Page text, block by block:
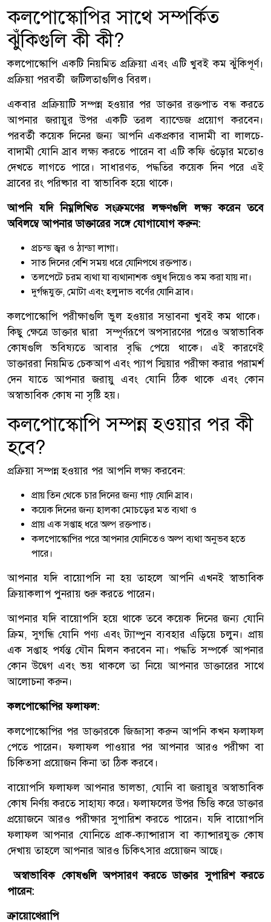
কলপোস্কোপির সাথে সম্পর্কিত
ঝুঁকিগুলি কী কী?
কলপোস্কোপি একটি নিয়মিত প্রক্রিয়া এবং এটি খুবই কম ঝুঁকিপূর্ণ।
প্রক্রিয়া পরবর্তী জটিলতাগুলিও বিরল।
একবার প্রক্রিয়াটি সম্পন্ন হওয়ার পর ডাক্তার রক্তপাত বন্ধ করতে
আপনার জরায়ুর উপর একটি তরল ব্যান্ডেজ প্রয়োগ করবেন।
পরবর্তী কয়েক দিনের জন্য আপনি একপ্রকার বাদামী বা লালচে-
বাদামী যোনি স্রাব লক্ষ্য করতে পারেন বা এটি কফি গুঁড়োর মতোও
দেখতে লাগতে পারে। সাধারণত, পদ্ধতির কয়েক দিন পরে এই
স্রাবের রং পরিষ্কার বা স্বাভাবিক হয়ে থাকে।
আপনি যদি নিম্নলিখিত সংক্রমণের লক্ষণগুলি লক্ষ্য করেন তবে
অবিলম্বে আপনার ডাক্তারের সঙ্গে যোগাযোগ করুন:
প্রচন্ড জ্বর ও ঠান্ডা লাগা।
সাত দিনের বেশি সময় ধরে যোনিপথে রক্তপাত।
তলপেটে চরম ব্যথা যা ব্যথানাশক ওষুধ দিয়েও কম করা যায় না।
দুর্গন্ধযুক্ত, মোটা এবং হলুদাভ বর্ণের যোনি স্রাব।
কলপোস্কোপি পরীক্ষাগুলি ভুল হওয়ার সম্ভাবনা খুবই কম থাকে।
কিছু ক্ষেত্রে ডাক্তার দ্বারা সম্পূর্ণরূপে অপসারণের পরেও অস্বাভাবিক
কোষগুলি ভবিষ্যতে আবার বৃদ্ধি পেয়ে থাকে। এই কারণেই
ডাক্তাররা নিয়মিত চেকআপ এবং প্যাপ স্মিয়ার পরীক্ষা করার পরামর্শ
দেন যাতে আপনার জরায়ু এবং যোনি ঠিক থাকে এবং কোন
অস্বাভাবিক কোষ না সৃষ্টি হয়।
কলপোস্কোপি সম্পন্ন হওয়ার পর কী
হবে?
প্রক্রিয়া সম্পন্ন হওয়ার পর আপনি লক্ষ্য করবেন:
প্রায় তিন থেকে চার দিনের জন্য গাঢ় যোনি স্রাব।
কয়েক দিনের জন্য হালকা মোচড়ের মত ব্যথা ও
প্রায় এক সপ্তাহ ধরে অল্প রক্তপাত।
কলপোস্কোপির পরে আপনার যোনিতেও অল্প ব্যথা অনুভব হতে
পারে।
আপনার যদি বায়োপসি না হয় তাহলে আপনি এখনই স্বাভাবিক
ক্রিয়াকলাপ পুনরায় শুরু করতে পারেন।
আপনার যদি বায়োপসি হয়ে থাকে তবে কয়েক দিনের জন্য যোনি
ক্রিম, সুগন্ধি যোনি পণ্য এবং ট্যাম্পুন ব্যবহার এড়িয়ে চলুন। প্রায়
এক সপ্তাহ পর্যন্ত যৌন মিলন করবেন না। পদ্ধতি সম্পর্কে আপনার
কোন উদ্বেগ এবং ভয় থাকলে তা নিয়ে আপনার ডাক্তারের সাথে
আলোচনা করুন।
কলপোস্কোপির ফলাফল:
কলপোস্কোপির পর ডাক্তারকে জিজ্ঞাসা করুন আপনি কখন ফলাফল
পেতে পারেন। ফলাফল পাওয়ার পর আপনার আরও পরীক্ষা বা
চিকিত্সা প্রয়োজন কিনা তা ঠিক করবে।
বায়োপসি ফলাফল আপনার ভালভা, যোনি বা জরায়ুর অস্বাভাবিক
কোষ নির্ণয় করতে সাহায্য করে। ফলাফলের উপর ভিত্তি করে ডাক্তার
প্রয়োজনে আরও পরীক্ষার সুপারিশ করতে পারেন। যদি বায়োপসি
ফলাফল আপনার যোনিতে প্রাক-ক্যান্সারাস বা ক্যান্সারযুক্ত কোষ
দেখায় তাহলে আপনার আরও চিকিৎসার প্রয়োজন আছে।
অস্বাভাবিক কোষগুলি অপসারণ করতে ডাক্তার সুপারিশ করতে
পারেন:
ক্রায়োথেরাপি